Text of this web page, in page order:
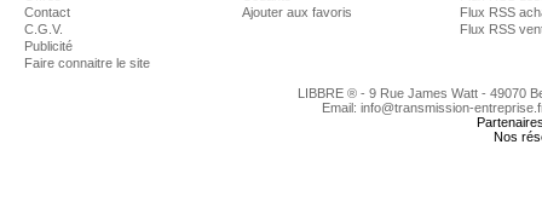
Contact
C.G.V.
Publicité
Faire connaitre le site
Ajouter aux favoris
Flux RSS
Flux RSS
LIBBRE ® - 9 Rue James Watt - 49070
Email: info@transmission-
Nos